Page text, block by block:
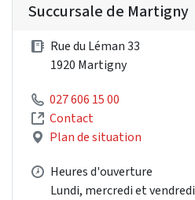
Succursale de Martigny
Rue du Léman 33
1920 Martigny
027 606 15 00
Contact
Plan de situation
Heures d'ouverture
Lundi, mercredi et vendredi